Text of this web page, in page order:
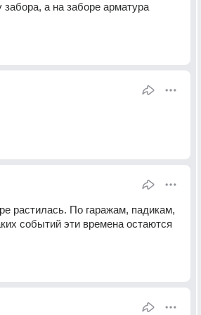
забора, а на заборе арматура
растилась. По гаражам, падикам,
событий эти времена остаются